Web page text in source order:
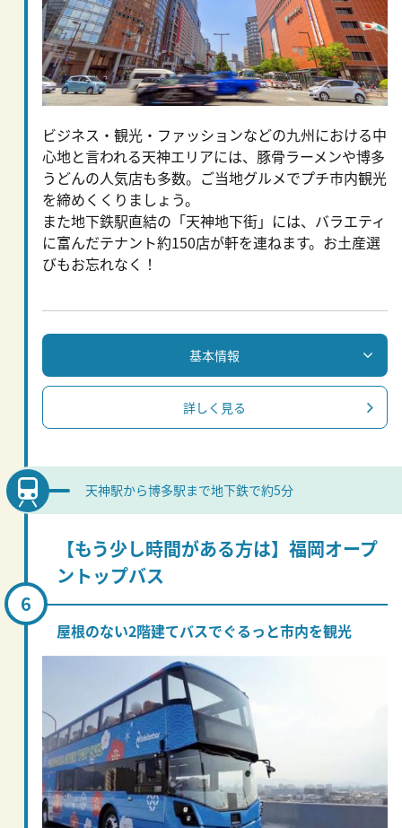
ビジネス・観光・ファッションなどの九州における中
心地と言われる天神エリアには、豚骨ラーメンや博多
うどんの人気店も多数。ご当地グルメでプチ市内観光
を締めくくりましょう。
また地下鉄駅直結の「天神地下街」には、バラエティ
に富んだテナント約150店が軒を連ねます。お土産選
びもお忘れなく！
基本情報
詳しく見る
天神駅から博多駅まで地下鉄で約5分
【もう少し時間がある方は】福岡オープ
ントップバス
屋根のない2階建てバスでぐるっと市内を観光